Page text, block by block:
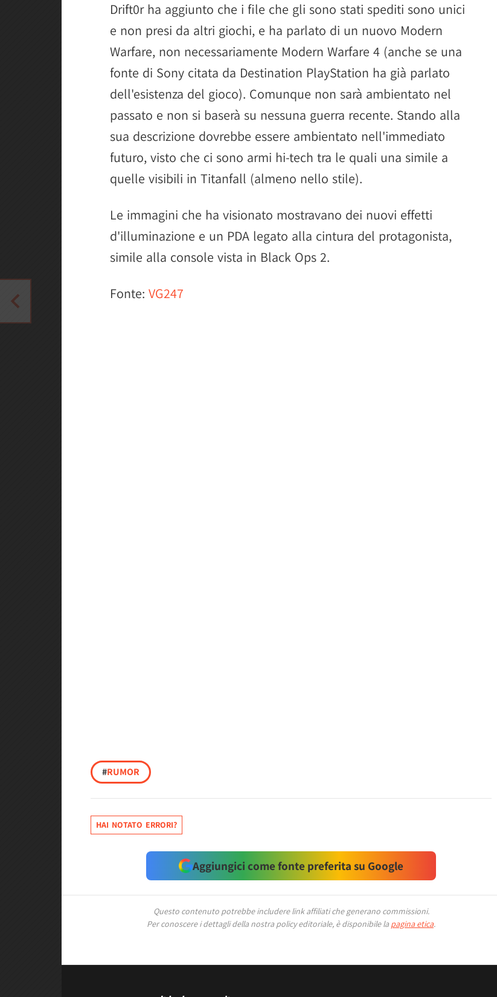
Drift0r ha aggiunto che i file che gli sono stati spediti sono unici
e non presi da altri giochi, e ha parlato di un nuovo Modern
Warfare, non necessariamente Modern Warfare 4 (anche se una
fonte di Sony citata da Destination PlayStation ha già parlato
dell'esistenza del gioco). Comunque non sarà ambientato nel
passato e non si baserà su nessuna guerra recente. Stando alla
sua descrizione dovrebbe essere ambientato nell'immediato
futuro, visto che ci sono armi hi-tech tra le quali una simile a
quelle visibili in Titanfall (almeno nello stile).
Le immagini che ha visionato mostravano dei nuovi effetti
d'illuminazione e un PDA legato alla cintura del protagonista,
simile alla console vista in Black Ops 2.
Fonte: VG247
#RUMOR
HAI NOTATO ERRORI?
Aggiungici come fonte preferita su Google
Questo contenuto potrebbe includere link affiliati che generano commissioni.
Per conoscere i dettagli della nostra policy editoriale, è disponibile la pagina etica.